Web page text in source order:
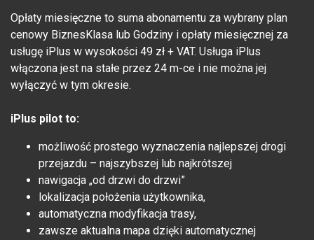
Opłaty miesięczne to suma abonamentu za wybrany plan
cenowy BiznesKlasa lub Godziny i opłaty miesięcznej za
usługę iPlus w wysokości 49 zł + VAT. Usługa iPlus
włączona jest na stałe przez 24 m-ce i nie można jej
wyłączyć w tym okresie.
iPlus pilot to:
możliwość prostego wyznaczenia najlepszej drogi
przejazdu – najszybszej lub najkrótszej
nawigacja „od drzwi do drzwi”
lokalizacja położenia użytkownika,
automatyczna modyfikacja trasy,
zawsze aktualna mapa dzięki automatycznej